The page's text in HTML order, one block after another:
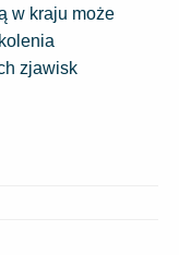
w kraju może
zjawisk